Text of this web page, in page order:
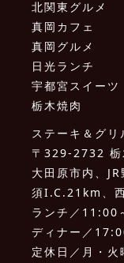
北関東グルメ
真岡カフェ
真岡グルメ
日光ランチ
宇都宮スイーツ
栃木焼肉
ステーキ＆グリ
〒329-2732 栃
大田原市内、
須I.C.21km、
ランチ／
ディナー／
定休日／月・火